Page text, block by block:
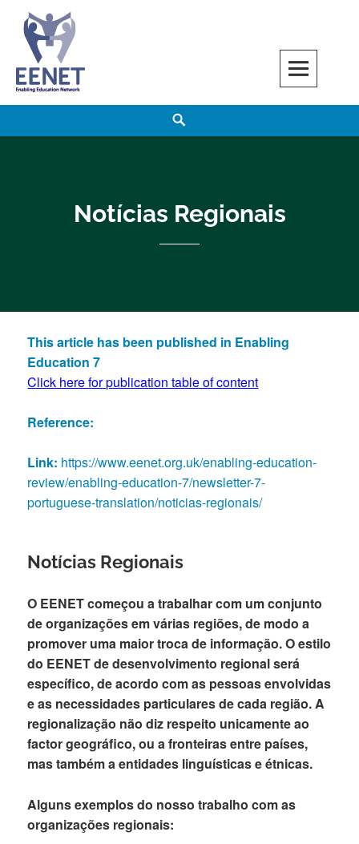
content
EENET
ENABLING EDUCATION NETWORK
Notícias Regionais
This article has been published in Enabling
Education 7
Click here for publication table of content
Reference:
Link: https://www.eenet.org.uk/enabling-education-
review/enabling-education-7/newsletter-7-
portuguese-translation/noticias-regionais/
Notícias Regionais
O EENET começou a trabalhar com um conjunto
de organizações em várias regiões, de modo a
promover uma maior troca de informação. O estilo
do EENET de desenvolvimento regional será
específico, de acordo com as pessoas envolvidas
e as necessidades particulares de cada região. A
regionalização não diz respeito unicamente ao
factor geográfico, ou a fronteiras entre países,
mas também a entidades linguísticas e étnicas.
Alguns exemplos do nosso trabalho com as
organizações regionais: